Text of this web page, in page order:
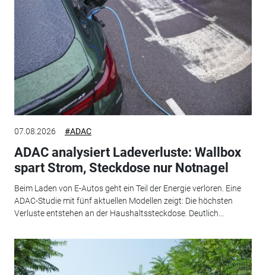
07.08.2026 #ADAC
ADAC analysiert Ladeverluste: Wallbox
spart Strom, Steckdose nur Notnagel
Beim Laden von E-Autos geht ein Teil der Energie verloren. Eine
ADAC-Studie mit fünf aktuellen Modellen zeigt: Die höchsten
Verluste entstehen an der Haushaltssteckdose. Deutlich...